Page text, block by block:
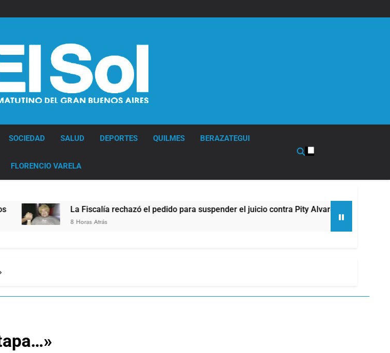
SOCIEDAD SALUD DEPORTES QUILMES BERAZATEGUI
FLORENCIO VARELA
La Fiscalía rechazó el pedido para suspender el juicio contra Pity Alvarez
8 Horas Atrás